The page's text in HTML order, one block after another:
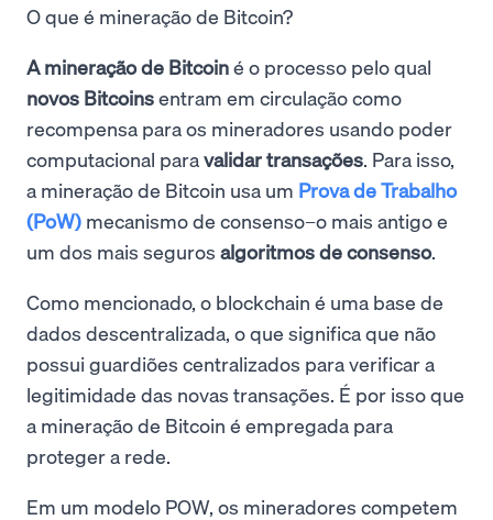
O que é mineração de Bitcoin?
A mineração de Bitcoiné o processo pelo qual
novos Bitcoinsentram em circulação como
recompensa para os mineradores usando poder
computacional paravalidar transações. Para isso,
a mineração de Bitcoin usa um Prova de Trabalho
(PoW) mecanismo de consenso–o mais antigo e
um dos mais seguros algoritmos de consenso.
Como mencionado, o blockchain é uma base de
dados descentralizada, o que significa que não
possui guardiões centralizados para verificar a
legitimidade das novas transações. É por isso que
a mineração de Bitcoin é empregada para
proteger a rede.
Em um modelo POW, os mineradores competem